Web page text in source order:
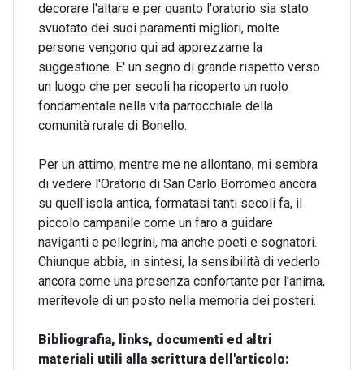
decorare l'altare e per quanto l'oratorio sia stato
svuotato dei suoi paramenti migliori, molte
persone vengono qui ad apprezzarne la
suggestione. E' un segno di grande rispetto verso
un luogo che per secoli ha ricoperto un ruolo
fondamentale nella vita parrocchiale della
comunità rurale di Bonello.
Per un attimo, mentre me ne allontano, mi sembra
di vedere l'Oratorio di San Carlo Borromeo ancora
su quell'isola antica, formatasi tanti secoli fa, il
piccolo campanile come un faro a guidare
naviganti e pellegrini, ma anche poeti e sognatori.
Chiunque abbia, in sintesi, la sensibilità di vederlo
ancora come una presenza confortante per l'anima,
meritevole di un posto nella memoria dei posteri.
Bibliografia, links, documenti ed altri
materiali utili alla scrittura dell'articolo: